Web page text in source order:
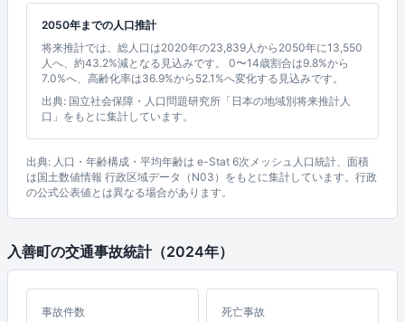
2050年までの人口推計
将来推計では、総人口は2020年の23,839人から2050年に13,550
人へ、約43.2%減となる見込みです。 0〜14歳割合は9.8%から
7.0%へ、高齢化率は36.9%から52.1%へ変化する見込みです。
出典: 国立社会保障・人口問題研究所「日本の地域別将来推計人
口」をもとに集計しています。
出典: 人口・年齢構成・平均年齢は e-Stat 6次メッシュ人口統計、面積
は国土数値情報 行政区域データ（N03）をもとに集計しています。行政
の公式公表値とは異なる場合があります。
入善町の交通事故統計（2024年）
事故件数 死亡事故